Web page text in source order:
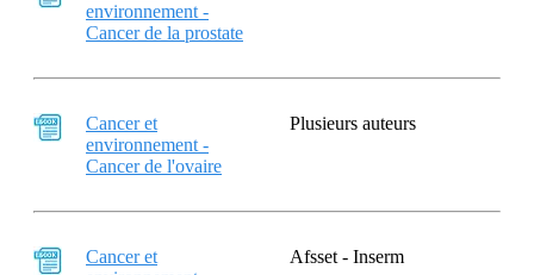
environnement -
Cancer de la prostate
Cancer et
environnement -
Cancer de l'ovaire
Plusieurs auteurs
Cancer et
Afsset - Inserm